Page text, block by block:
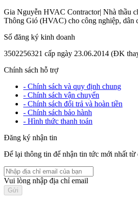
Gia Nguyễn HVAC Contractor| Nhà thầu
Thông Gió (HVAC) cho công nghiệp, dân
Số đăng ký kinh doanh
3502256321 cấp ngày 23.06.2014 (ĐK
Chính sách hỗ trợ
- Chính sách và quy định chung
- Chính sách vận chuyển
- Chính sách đổi trả và hoàn tiền
- Chính sách bảo hành
- Hình thức thanh toán
Đăng ký nhận tin
Để lại thông tin để nhận tin tức mới nhất từ
Vui lòng nhập địa chỉ email